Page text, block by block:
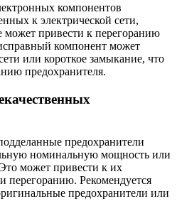
компонентов
к электрической сети,
может привести к перегоранию
компонент может
или короткое замыкание, что
предохранителя.
предохранители
номинальную мощность или
может привести к их
перегоранию. Рекомендуется
предохранители или